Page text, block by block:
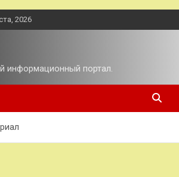
2026
информационный портал.